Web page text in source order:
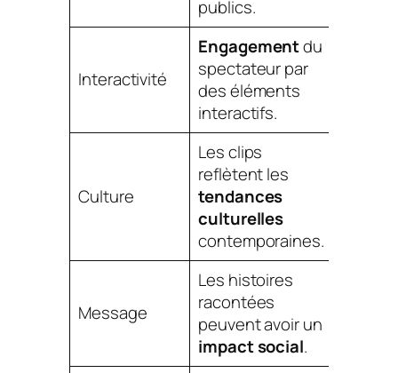
publics.
Interactivité
Engagementdu
spectateur par
des éléments
interactifs.
Culture
Les clips
reflètent les
tendances
culturelles
contemporaines.
Message
Les histoires
racontées
peuvent avoir un
impact social.